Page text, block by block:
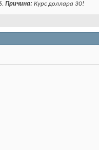
. Причина: Курс доллара 30!